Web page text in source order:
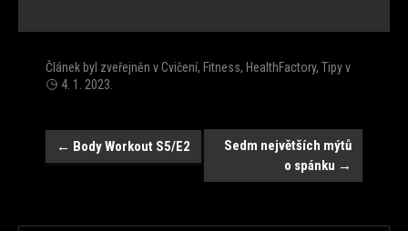
Článek byl zveřejněn vCvičení, Fitness, HealthFactory, Tipyv
4. 1. 2023
Navigace
← Body Workout S5/E2
Sedm největších mýtů
o spánku →